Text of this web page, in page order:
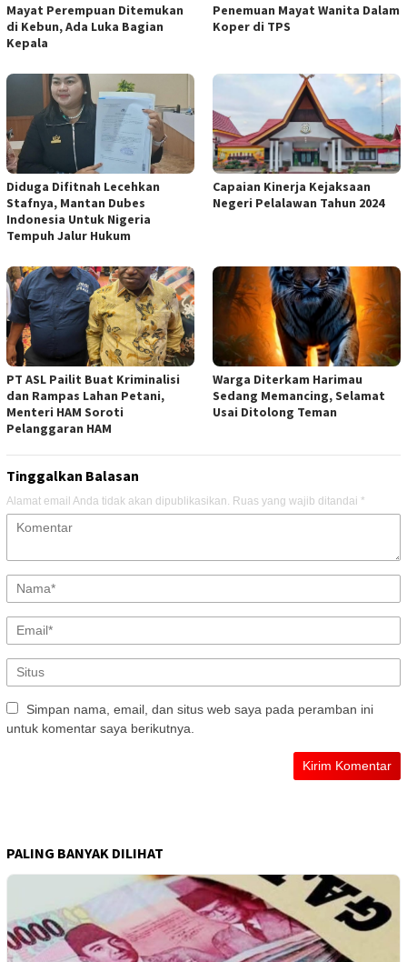
Mayat Perempuan Ditemukan
di Kebun, Ada Luka Bagian
Kepala
Penemuan Mayat Wanita Dalam
Koper di TPS
Diduga Difitnah Lecehkan
Stafnya, Mantan Dubes
Indonesia Untuk Nigeria
Tempuh Jalur Hukum
Capaian Kinerja Kejaksaan
Negeri Pelalawan Tahun 2024
PT ASL Pailit Buat Kriminalisi
dan Rampas Lahan Petani,
Menteri HAM Soroti
Pelanggaran HAM
Warga Diterkam Harimau
Sedang Memancing, Selamat
Usai Ditolong Teman
Tinggalkan Balasan
Alamat email Anda tidak akan dipublikasikan. Ruas yang wajib ditandai *
Simpan nama, email, dan situs web saya pada peramban ini
untuk komentar saya berikutnya.
PALING BANYAK DILIHAT